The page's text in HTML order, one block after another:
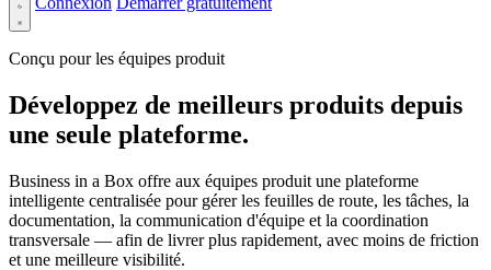
Conçu pour les équipes produit
Développez de meilleurs produits depuis
une seule plateforme.
Business in a Box offre aux équipes produit une plateforme
intelligente centralisée pour gérer les feuilles de route, les tâches, la
documentation, la communication d'équipe et la coordination
transversale — afin de livrer plus rapidement, avec moins de friction
et une meilleure visibilité.